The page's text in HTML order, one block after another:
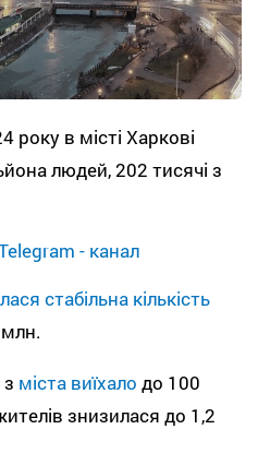
в місті Харкові
людей, 202 тисячі з
- канал
стабільна кількість
міста виїхало до 100
знизилася до 1,2